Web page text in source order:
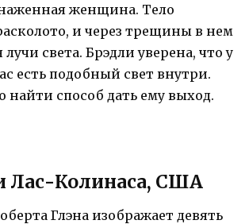
женщина. Тело
и через трещины в нем
света. Брэдли уверена, что у
есть подобный свет внутри.
найти способ дать ему выход.
Лас-Колинаса, США
Глэна изображает девять